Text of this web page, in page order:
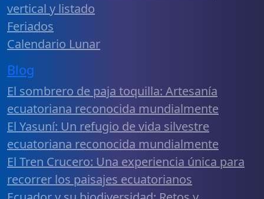
vertical y listado
Feriados
Calendario Lunar
Blog
El sombrero de paja toquilla: Artesanía
ecuatoriana reconocida mundialmente
El Yasuní: Un refugio de vida silvestre
ecuatoriana reconocida mundialmente
El Tren Crucero: Una experiencia única para
recorrer los paisajes ecuatorianos